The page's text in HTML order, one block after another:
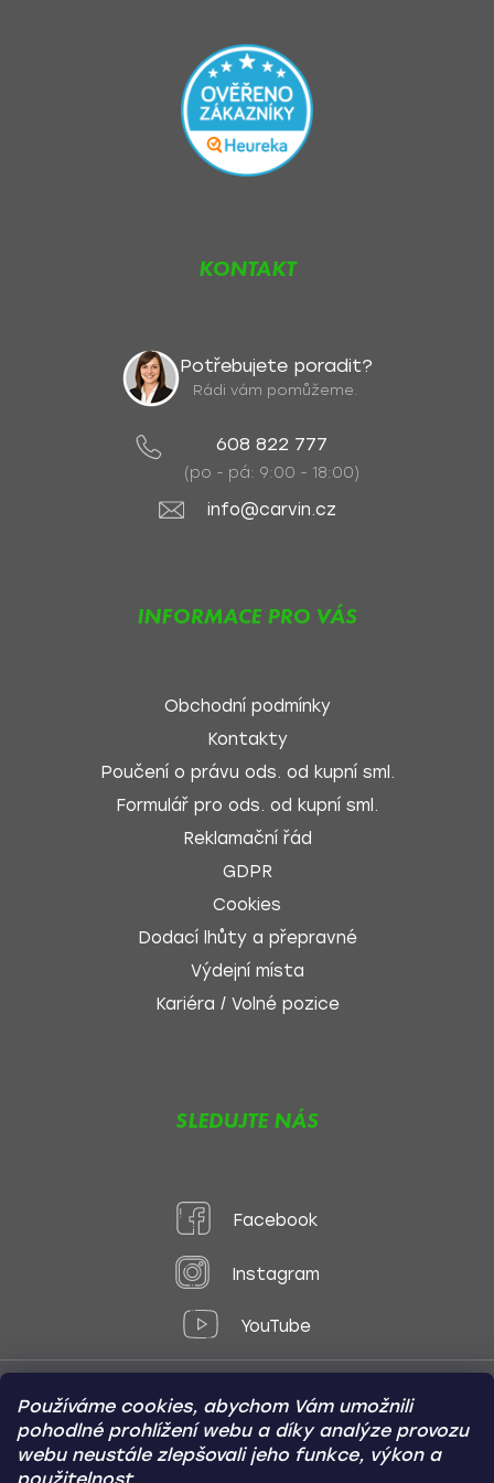
Používáme cookies, abychom Vám umožnili
pohodlné prohlížení webu a díky analýze provozu
webu neustále zlepšovali jeho funkce, výkon a
KONTAKT
Potřebujete poradit?
Rádi vám pomůžeme.
608 822 777
(po - pá: 9:00 - 18:00)
info@carvin.cz
INFORMACE PRO VÁS
Obchodní podmínky
Kontakty
Poučení o právu ods. od kupní sml.
Formulář pro ods. od kupní sml.
Reklamační řád
GDPR
Cookies
Dodací lhůty a přepravné
Výdejní místa
Kariéra / Volné pozice
SLEDUJTE NÁS
Facebook
Instagram
YouTube
Způsoby platby:
Online
Převod
Dobírka